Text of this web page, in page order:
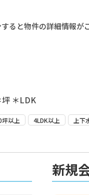
ると物件の詳細情報が
坪 ＊LDK
坪以上 4LDK以上
上下
新規